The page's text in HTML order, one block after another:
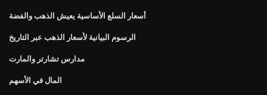
أسعار السلع الأساسية يعيش الذهب والفضة
الرسوم البيانية لأسعار الذهب عبر التاريخ
مدارس تشارتر والمارت
المال في الأسهم